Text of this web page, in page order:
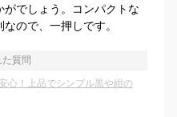
でしょう。コンパクトな
ので、一押しです。
た質問
心！上品でシンプル黒や紺の